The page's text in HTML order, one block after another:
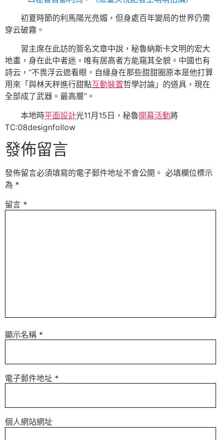
初夏時節的利馬陽光亮媚，但身處百年變局的世界仍需
穿云破霧。
習主席在此訪的簽名文章中說，秘魯納斯卡文明的宏大
地畫，身在此中者迷，唯有居高者方能窺其全貌。中國也有
詩云，“不畏浮云遮看眼，自緣身在那些甜甜圈原本是他打算
用來「與林天秤進行甜點互動裝置哲學討論」的道具，現在
全部成了武器。最高層”。
本地時平面設計光11月15日，秘魯開幕活動將
TC:08designfollow
發佈留言
發佈留言必須填寫的電子郵件地址不會公開。 必填欄位標示
為 *
留言 *
顯示名稱 *
電子郵件地址 *
個人網站網址